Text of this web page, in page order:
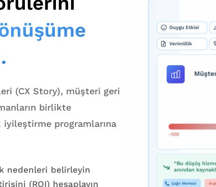
(CX Story), müşteri geri
birlikte
programlarına
nedenleri belirleyin
(ROI) hesaplayın